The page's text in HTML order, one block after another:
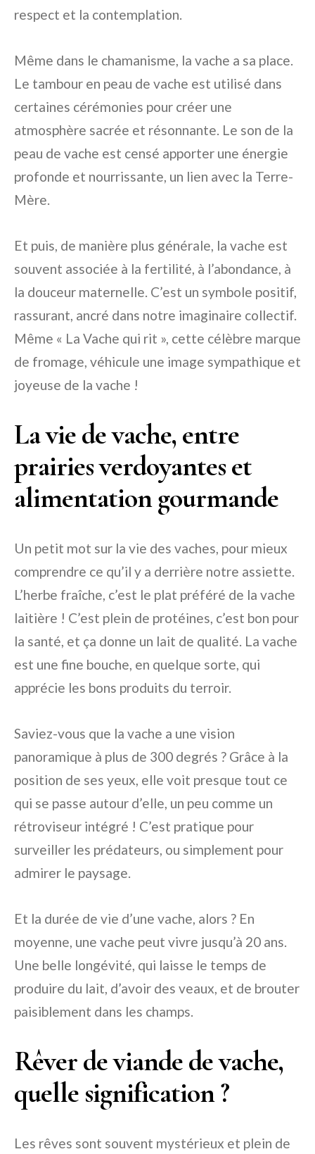
respect et la contemplation.
Même dans le chamanisme, la vache a sa place.
Le tambour en peau de vache est utilisé dans
certaines cérémonies pour créer une
atmosphère sacrée et résonnante. Le son de la
peau de vache est censé apporter une énergie
profonde et nourrissante, un lien avec la Terre-
Mère.
Et puis, de manière plus générale, la vache est
souvent associée à la fertilité, à l’abondance, à
la douceur maternelle. C’est un symbole positif,
rassurant, ancré dans notre imaginaire collectif.
Même « La Vache qui rit », cette célèbre marque
de fromage, véhicule une image sympathique et
joyeuse de la vache !
La vie de vache, entre
prairies verdoyantes et
alimentation gourmande
Un petit mot sur la vie des vaches, pour mieux
comprendre ce qu’il y a derrière notre assiette.
L’herbe fraîche, c’est le plat préféré de la vache
laitière ! C’est plein de protéines, c’est bon pour
la santé, et ça donne un lait de qualité. La vache
est une fine bouche, en quelque sorte, qui
apprécie les bons produits du terroir.
Saviez-vous que la vache a une vision
panoramique à plus de 300 degrés ? Grâce à la
position de ses yeux, elle voit presque tout ce
qui se passe autour d’elle, un peu comme un
rétroviseur intégré ! C’est pratique pour
surveiller les prédateurs, ou simplement pour
admirer le paysage.
Et la durée de vie d’une vache, alors ? En
moyenne, une vache peut vivre jusqu’à 20 ans.
Une belle longévité, qui laisse le temps de
produire du lait, d’avoir des veaux, et de brouter
paisiblement dans les champs.
Rêver de viande de vache,
quelle signification ?
Les rêves sont souvent mystérieux et plein de